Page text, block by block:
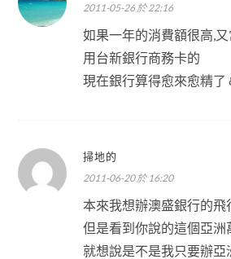
2011-05-26 於 22:16
如果一年的消費額很高,
用台新銀行商務卡的
現在銀行算得愈來愈精了
掃地的
2011-06-20 於 16:20
本來我想辦澳盛銀行的飛
但是看到你說的這個亞洲
就想說是不是我只要辦亞